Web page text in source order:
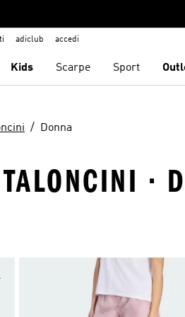
adiclub accedi
Kids Scarpe Sport
Donna
·
Aggiungi alla lista dei desideri